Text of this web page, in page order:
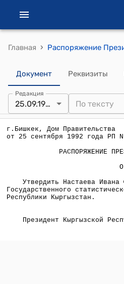
Главная ›
Документ Реквизиты
Редакция
25.09.1992